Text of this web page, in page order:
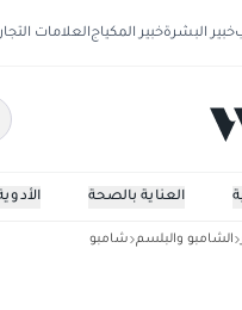
خبير البشرةخبير المكياجالعلامات
العناية بالصحة
الشامبو والبلسم شامبو